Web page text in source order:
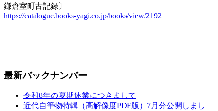
鎌倉室町古記録〕
https://catalogue.books-yagi.co.jp/books/view/2192
最新バックナンバー
令和8年の夏期休業につきまして
近代自筆物特輯（高解像度PDF版）7月分公開しまし